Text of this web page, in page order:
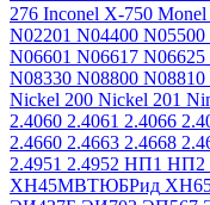
276 Inconel X-750 Monel
N02201 N04400 N05500
N06601 N06617 N06625
N08330 N08800 N08810
Nickel 200 Nickel 201
2.4060 2.4061 2.4066
2.4660 2.4663 2.4668
2.4951 2.4952 НП1 НП2
ХН45МВТЮБРид